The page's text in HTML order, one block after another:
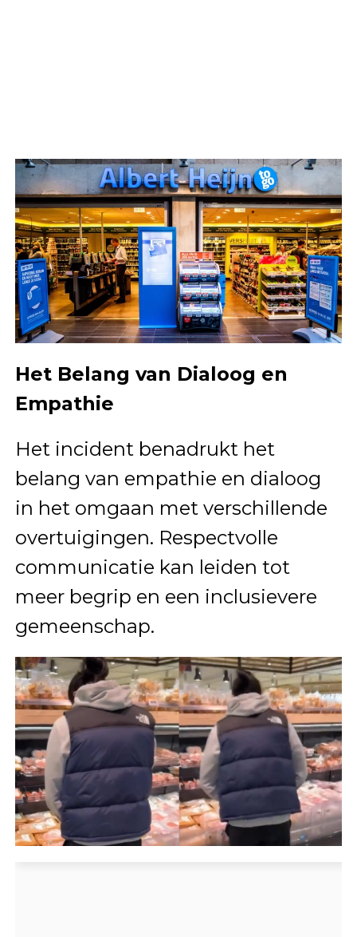
Het Belang van Dialoog en
Empathie
Het incident benadrukt het
belang van empathie en dialoog
in het omgaan met verschillende
overtuigingen. Respectvolle
communicatie kan leiden tot
meer begrip en een inclusievere
gemeenschap.